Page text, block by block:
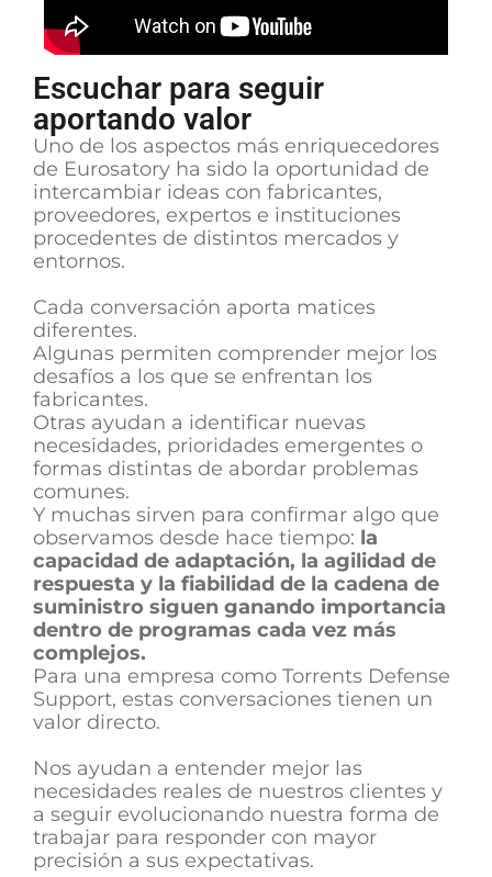
Escuchar para seguir
aportando valor
Uno de los aspectos más enriquecedores
de Eurosatory ha sido la oportunidad de
intercambiar ideas con fabricantes,
proveedores, expertos e instituciones
procedentes de distintos mercados y
entornos.
Cada conversación aporta matices
diferentes.
Algunas permiten comprender mejor los
desafíos a los que se enfrentan los
fabricantes.
Otras ayudan a identificar nuevas
necesidades, prioridades emergentes o
formas distintas de abordar problemas
comunes.
Y muchas sirven para confirmar algo que
observamos desde hace tiempo: la
capacidad de adaptación, la agilidad de
respuesta y la fiabilidad de la cadena de
suministro siguen ganando importancia
dentro de programas cada vez más
complejos.
Para una empresa como Torrents Defense
Support, estas conversaciones tienen un
valor directo.
Nos ayudan a entender mejor las
necesidades reales de nuestros clientes y
a seguir evolucionando nuestra forma de
trabajar para responder con mayor
precisión a sus expectativas.